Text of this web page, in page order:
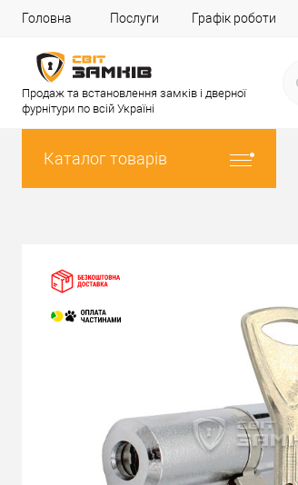
Головна Послуги Графік роботи
Продаж та встановлення замків і дверної
фурнітури по всій Україні
Каталог товарів